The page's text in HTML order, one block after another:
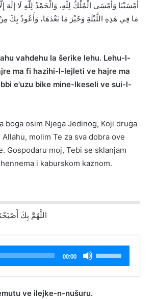
مَا فِي هَذِهِ اللَّيْلَةِ وَخَيْرَ مَا بَعْدَهَا، وَأَعُوذُ
vahdehu la šerike lehu. Lehu-l-
ma fi hazihi-l-lejleti ve hajre ma
e'uzu bike mine-lkeseli ve sui-l-
boga osim Njega Jedinog, Koji druga
molim Te za sva dobra ove
Gospodaru moj, Tebi se sklanjam
i kaburskom kaznom.
2- ((اللَّهُمَّ بِكَ
00:00
Gore/Dole
strelice
ve ilejke-n-nušuru.